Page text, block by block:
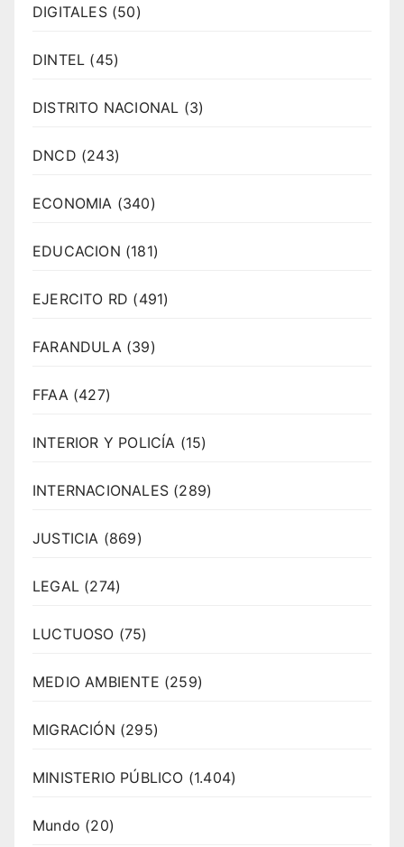
DIGITALES(50)
DINTEL (45)
DISTRITO NACIONAL (3)
DNCD (243)
ECONOMIA (340)
EDUCACION (181)
EJERCITO RD (491)
FARANDULA (39)
FFAA (427)
INTERIOR Y POLICÍA (15)
INTERNACIONALES (289)
JUSTICIA (869)
LEGAL (274)
LUCTUOSO (75)
MEDIO AMBIENTE (259)
MIGRACIÓN (295)
MINISTERIO PÚBLICO (1.404)
Mundo (20)